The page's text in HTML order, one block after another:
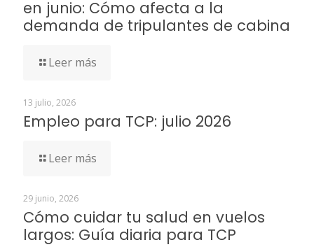
en junio: Cómo afecta a la
demanda de tripulantes de cabina
Leer más
13 julio, 2026
Empleo para TCP: julio 2026
Leer más
29 junio, 2026
Cómo cuidar tu salud en vuelos
largos: Guía diaria para TCP